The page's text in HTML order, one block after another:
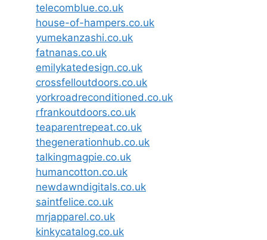
telecomblue.co.uk
house-of-hampers.co.uk
yumekanzashi.co.uk
fatnanas.co.uk
emilykatedesign.co.uk
crossfelloutdoors.co.uk
yorkroadreconditioned.co.uk
rfrankoutdoors.co.uk
teaparentrepeat.co.uk
thegenerationhub.co.uk
talkingmagpie.co.uk
humancotton.co.uk
newdawndigitals.co.uk
saintfelice.co.uk
mrjapparel.co.uk
kinkycatalog.co.uk